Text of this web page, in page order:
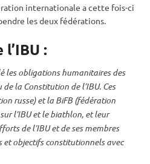
internationale a cette fois-ci
les deux fédérations.
:
les obligations humanitaires des
la Constitution de l’IBU. Ces
russe) et la BiFB (fédération
l’IBUet le biathlon, et leur
de l’IBUet de ses membres
et objectifs constitutionnels avec